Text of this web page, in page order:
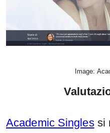
Image:
Academic Singlessi